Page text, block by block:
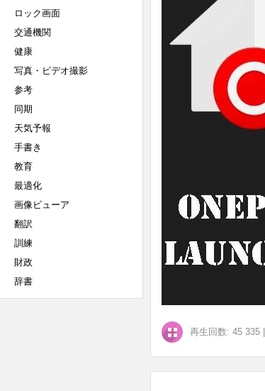
ロック画面
交通機関
健康
写真・ビデオ撮影
参考
同期
天気予報
手書き
教育
最適化
画像ビューア
翻訳
訓練
財政
辞書
再生回数: 45 335